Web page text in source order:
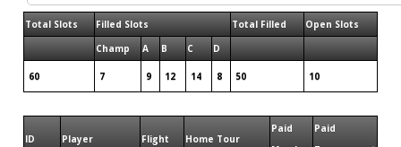
Total Slots Filled Slots Total Filled
Open Slots
Champ
A B C D
60 7 9 12 14 8 50 10
ID Player Flight Home Tour
Paid
Paid